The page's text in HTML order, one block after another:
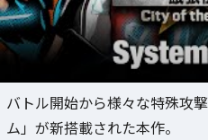
バトル開始から様々な特殊攻
ム」が新搭載された本作。